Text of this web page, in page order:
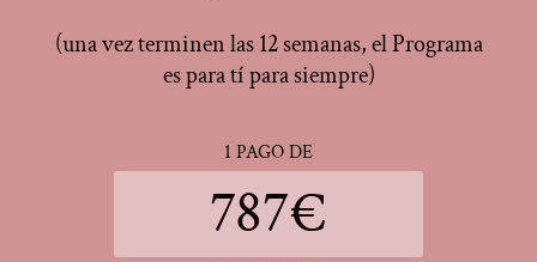
(una vez terminen las 12 semanas, el Programa
es para tí para siempre)
1 PAGO DE
787€